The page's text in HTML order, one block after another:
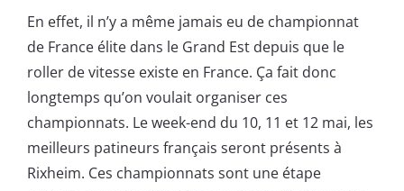
En effet, il n’y a même jamais eu de championnat
de France élite dans le Grand Est depuis que le
roller de vitesse existe en France. Ça fait donc
longtemps qu’on voulait organiser ces
championnats. Le week-end du 10, 11 et 12 mai, les
meilleurs patineurs français seront présents à
Rixheim. Ces championnats sont une étape